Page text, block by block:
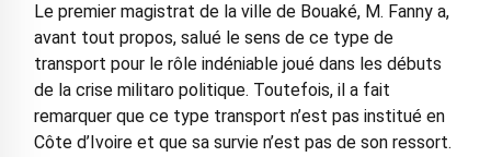
Le premier magistrat de la ville de Bouaké, M. Fanny a,
avant tout propos, salué le sens de ce type de
transport pour le rôle indéniable joué dans les débuts
de la crise militaro politique. Toutefois, il a fait
remarquer que ce type transport n’est pas institué en
Côte d’Ivoire et que sa survie n’est pas de son ressort.